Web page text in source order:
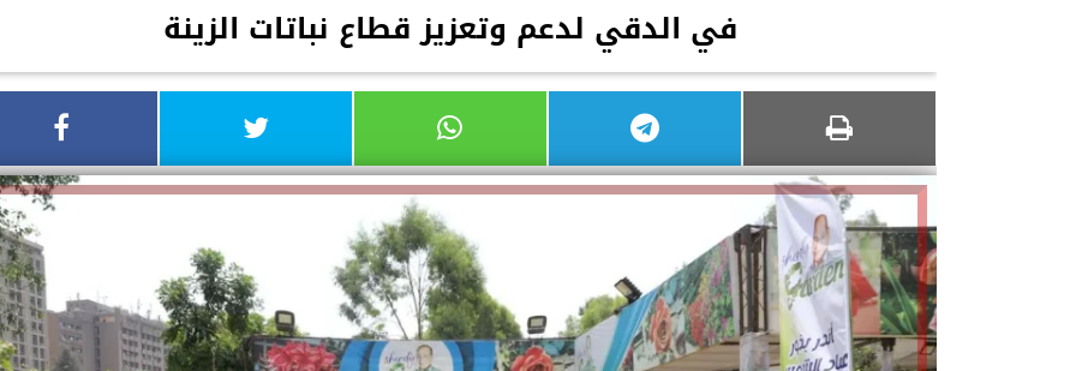
في الدقي لدعم وتعزيز قطاع نباتات الزينة